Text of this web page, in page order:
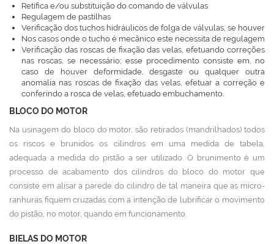
Retifica e/ou substituição do comando de válvulas
Regulagem de pastilhas
Verificação dos tuchos hidráulicos de folga de válvulas, se houver
Nos casos onde o tucho é mecânico este necessita de regulagem
Verificação das roscas de fixação das velas, efetuando correções
nas roscas, se necessário; esse procedimento consiste em, no
caso de houver deformidade, desgaste ou qualquer outra
anomalia nas roscas de fixação das velas, efetuar a correção e
conferindo a rosca de velas, efetuado embuchamento.
BLOCO DO MOTOR
Na usinagem do bloco do motor, são retirados (mandrilhados) todos
os riscos e brunidos os cilindros em uma medida de tabela,
adequada a medida do pistão a ser utilizado. O brunimento é um
processo de acabamento dos cilindros do bloco do motor que
consiste em alisar a parede do cilindro de tal maneira que as micro-
ranhuras fiquem cruzadas com a intenção de lubrificar o movimento
do pistão, no motor, quando em funcionamento.
BIELAS DO MOTOR